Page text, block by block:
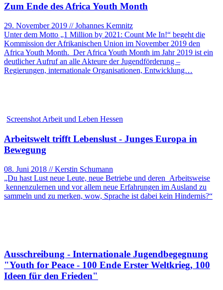
Zum Ende des Africa Youth Month
29. November 2019 // Johannes Kemnitz
Unter dem Motto „1 Million by 2021: Count Me In!“ begeht die
Kommission der Afrikanischen Union im November 2019 den
Africa Youth Month. Der Africa Youth Month im Jahr 2019 ist ein
deutlicher Aufruf an alle Akteure der Jugendförderung –
Regierungen, internationale Organisationen, Entwicklung…
Screenshot Arbeit und Leben Hessen
Arbeitswelt trifft Lebenslust - Junges Europa in
Bewegung
08. Juni 2018 // Kerstin Schumann
„Du hast Lust neue Leute, neue Betriebe und deren Arbeitsweise
kennenzulernen und vor allem neue Erfahrungen im Ausland zu
sammeln und zu merken, wow, Sprache ist dabei kein Hindernis?“
Ausschreibung - Internationale Jugendbegegnung
"Youth for Peace - 100 Ende Erster Weltkrieg, 100
Ideen für den Frieden"